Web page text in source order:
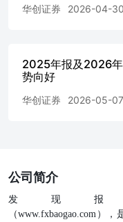
学硕士。2023年
华创证券研究所
2025年新财富最
2024年新财富最
大学学士，对外
究所，主要负责
财富最佳分析师
佳分析师非银行
华创证券 2026-04-30
2025年报及2026年
势向好
华创证券 2026-05-07
公司简介
发现报
（www.fxbaogao.com），